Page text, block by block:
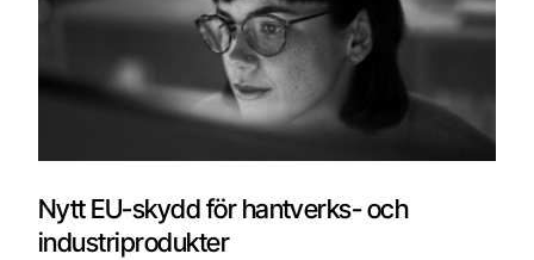
Nytt EU-skydd för hantverks- och
industriprodukter